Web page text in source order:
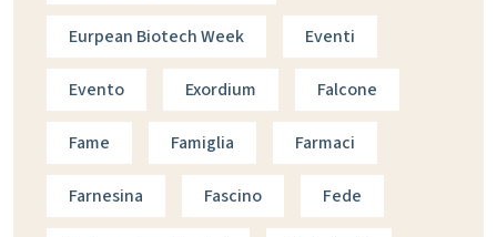
Eurpean Biotech Week Eventi
Evento Exordium Falcone
Fame Famiglia Farmaci
Farnesina Fascino Fede